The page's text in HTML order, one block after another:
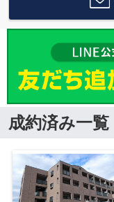
成約済み一覧